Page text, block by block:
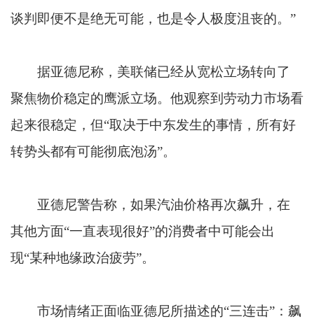
谈判即便不是绝无可能，也是令人极度沮丧的。”
据亚德尼称，美联储已经从宽松立场转向了
聚焦物价稳定的鹰派立场。他观察到劳动力市场看
起来很稳定，但“取决于中东发生的事情，所有好
转势头都有可能彻底泡汤”。
亚德尼警告称，如果汽油价格再次飙升，在
其他方面“一直表现很好”的消费者中可能会出
现“某种地缘政治疲劳”。
市场情绪正面临亚德尼所描述的“三连击”：飙